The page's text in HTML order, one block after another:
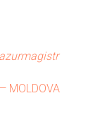
MOLDOVA